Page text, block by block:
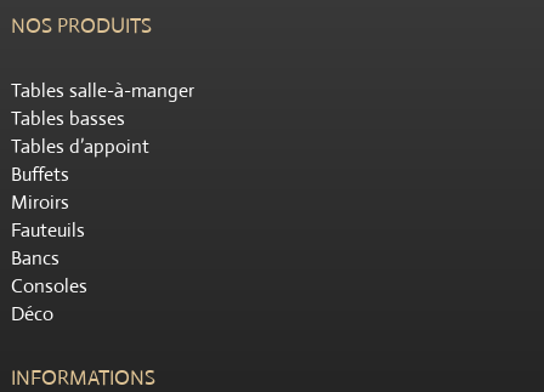
NOS PRODUITS
Tables salle-à-manger
Tables basses
Tables d’appoint
Buffets
Miroirs
Fauteuils
Bancs
Consoles
Déco
INFORMATIONS